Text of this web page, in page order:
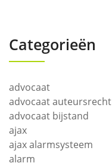
Categorieën
advocaat
advocaat auteursrecht
advocaat bijstand
ajax
ajax alarmsysteem
alarm